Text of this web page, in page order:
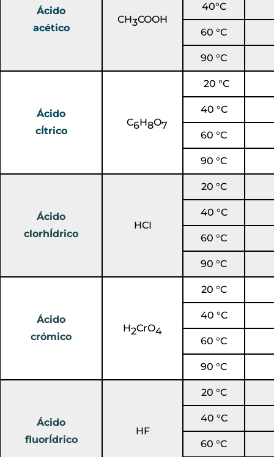
Ácido
acético
CH3COOH
40°C
60 °C
90 °C
Ácido
cÍtrico
C6H8O7
20 °C
40 °C
60 °C
90 °C
Ácido
clorhÍdrico
HCI
20 °C
40 °C
60 °C
90 °C
Ácido
crómico
H2CrO4
20 °C
40 °C
60 °C
90 °C
Ácido
fluorÍdrico
HF
20 °C
40 °C
60 °C